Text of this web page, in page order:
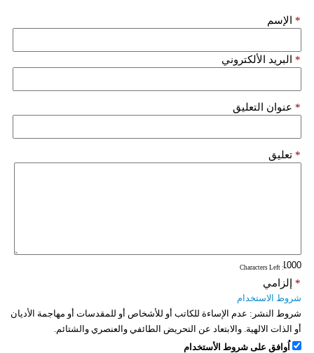
الإسم *
البريد الألكتروني *
عنوان التعليق *
تعليق *
: Characters Left
إلزامي *
شروط الاستخدام
شروط النشر: عدم الإساءة للكاتب أو للأشخاص أو للمقدسات أو مهاجمة الأديان
أو الذات الالهية. والابتعاد عن التحريض الطائفي والعنصري والشتائم.
اُوافق على شروط الأستخدام